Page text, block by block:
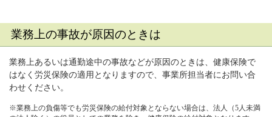
業務上の事故が原因のときは
業務上あるいは通勤途中の事故などが原因のときは、健康保険で
はなく労災保険の適用となりますので、事業所担当者にお問い合
わせください。
※業務上の負傷等でも労災保険の給付対象とならない場合は、法人（5人未満